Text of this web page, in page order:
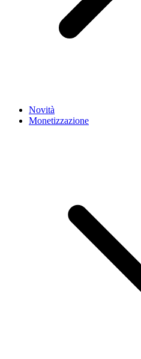
Novità
Monetizzazione